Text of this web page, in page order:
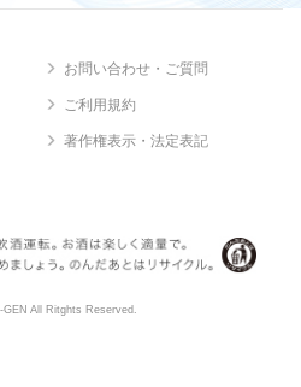
お問い合わせ・ご質問
ご利用規約
著作権表示・法定表記
All Ritghts Reserved.